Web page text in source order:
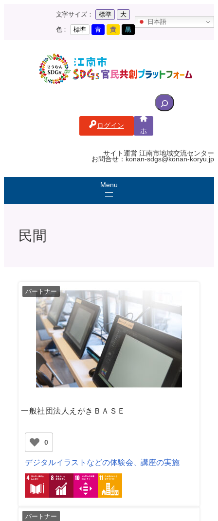
文字サイズ： 標準 大
色： 標準 青 黄 黒
日本語
a
r
h
f
r
ログイン
ホ
ム
サイト運営 江南市地域交流センター
お問合せ：konan-sdgs@konan-koryu.jp
民間
パートナー
一般社団法人えがきＢＡＳＥ
0
デジタルイラストなどの体験会、講座の実施
パートナー